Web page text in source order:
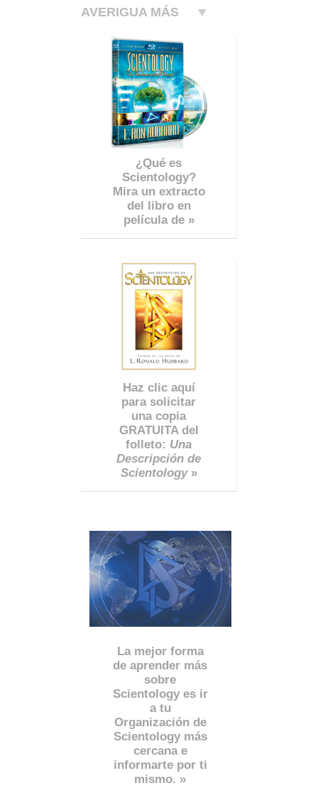
AVERIGUA MÁS
¿Qué es
Scientology?
Mira un extracto
del libro en
película de »
Haz clic aquí
para solicitar
una copia
GRATUITA del
folleto: Una
Descripción de
Scientology»
La mejor forma
de aprender más
sobre
Scientology es ir
a tu
Organización de
Scientology más
cercana e
informarte por ti
mismo. »